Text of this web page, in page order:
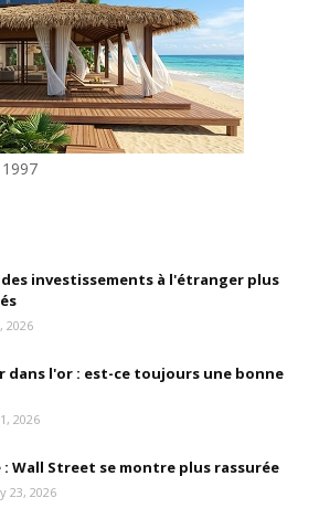
des investissements à l'étranger plus
2026
dans l'or : est-ce toujours une bonne
2026
: Wall Street se montre plus rassurée
23, 2026